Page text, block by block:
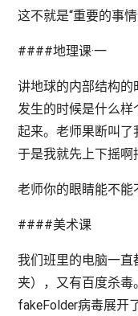
这不就是“重要的事
####地理课·一
讲地球的内部结构
发生的时候是什么
起来。老师果断叫了
于是我就先上下摇
老师你的眼睛能不能
####美术课
我们班里的电脑一
夹），又有百度杀
fakeFolder病毒展开